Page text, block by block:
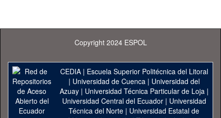
Copyright 2024 ESPOL
CEDIA| Escuela Superior Politécnica del Litoral
| Universidad de Cuenca| Universidad del
Azuay| Universidad Técnica Particular de Loja|
Universidad Central del Ecuador| Universidad
Técnica del Norte | Universidad Estatal de